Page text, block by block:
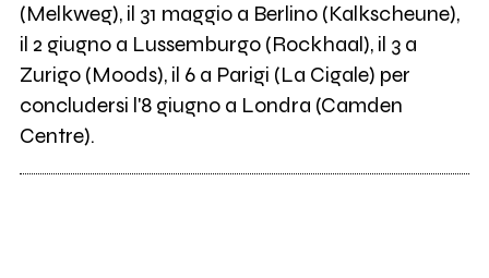
(Melkweg), il 31 maggio a Berlino (Kalkscheune),
il 2 giugno a Lussemburgo (Rockhaal), il 3 a
Zurigo (Moods), il 6 a Parigi (La Cigale) per
concludersi l'8 giugno a Londra (Camden
Centre).